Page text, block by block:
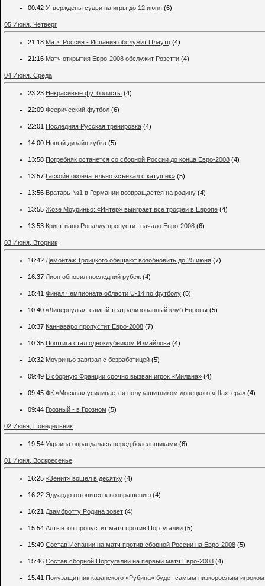
00:42 Утверждены судьи на игры до 12 июня (6)
05 Июня, Четверг
21:18 Матч Россия - Испания обслужит Плаутц (4)
21:16 Матч открытия Евро-2008 обслужит Розетти (4)
04 Июня, Среда
23:23 Некрасивые футболисты (4)
22:09 Феерический футбол (6)
22:01 Последняя Русская тренировка (4)
14:00 Новый дизайн кубка (5)
13:58 Погребняк останется со сборной России до конца Евро-2008 (4)
13:57 Гаскойн окончательно «съехал с катушек» (5)
13:56 Вратарь №1 в Германии возвращается на родину (4)
13:55 Жозе Моуриньо: «Интер» выиграет все трофеи в Европе (4)
13:53 Криштиано Роналду пропустит начало Евро-2008 (6)
03 Июня, Вторник
16:42 Демонтаж Троицкого обещают возобновить до 25 июня (7)
16:37 Лион обновил последний рубеж (4)
15:41 Финал чемпионата области U-14 по футболу (5)
10:40 «Ливерпуль»- самый театрализованный клуб Европы (5)
10:37 Каннаваро пропустит Евро-2008 (7)
10:35 Поштига стал одноклубником Измайлова (4)
10:32 Моуриньо завязал с безработицей (5)
09:49 В сборную Франции срочно вызван игрок «Милана» (4)
09:45 ФК «Москва» усиливается полузащитником донецкого «Шахтера» (4)
09:44 Грозный - в Грозном (5)
02 Июня, Понедельник
19:54 Украина оправдалась перед болельщиками (6)
01 Июня, Воскресенье
16:25 «Зенит» вошел в десятку (4)
16:22 Эдуардо готовится к возвращению (4)
16:21 Дзамбротту Родина зовет (4)
15:54 Алтынтоп пропустит матч против Португалии (5)
15:49 Состав Испании на матч против сборной России на Евро-2008 (5)
15:46 Состав сборной Португалии на первый матч Евро-2008 (4)
15:41 Полузащитник казанского «Рубина» будет самым низкорослым